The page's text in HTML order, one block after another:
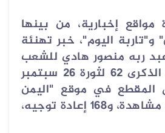
مواقع إخبارية، من بينها
و"تاربة اليوم"، خبر تهنئة
ربه منصور هادي للشعب
اليمني بمناسبة الذكرى 62 لثورة 26 سبتمبر
في موقع "اليمن
الآن"على 48 ألف مشاهدة، و168 إعادة توجيه،